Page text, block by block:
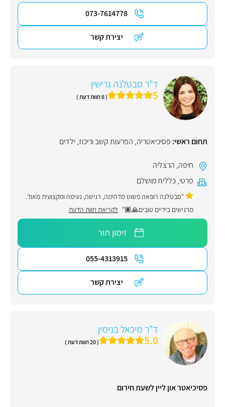
073-7614778
יצירת קשר
ד"ר סבטלנה גרישין
5 ( 6 חוות דעת )
תחום ראשי: פסיכיאטריה, הפרעות קשב וריכוז,ילדים
חיפה, הרצליה
פרטי,כללית מושלם
"סבטלנה רופאה פשוט מדהימה, רגישה, נעימה ומקצועית מאוד.
מרגישים בידיים טובים🙏🏽" לקריאת חוות הדעת
זימון תור
055-4313915
יצירת קשר
ד"ר מיכאל בנימין
5.0 ( 20 חוות דעת )
פסיכיאטר און ליין לשעת חירום